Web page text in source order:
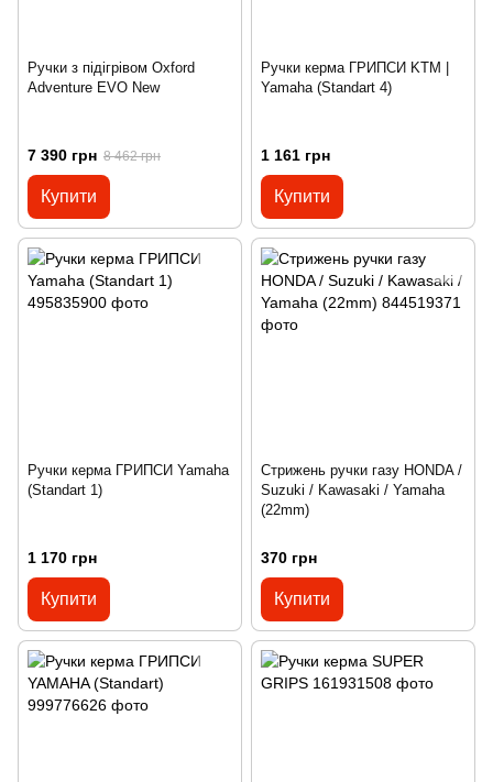
Ручки з підігрівом Oxford
Adventure EVO New
7 390 грн 8 462 грн
Купити
Ручки керма ГРИПСИ KTM |
Yamaha (Standart 4)
1 161 грн
Купити
Ручки керма ГРИПСИ Yamaha
(Standart 1)
1 170 грн
Купити
Стрижень ручки газу HONDA /
Suzuki / Kawasaki / Yamaha
(22mm)
370 грн
Купити